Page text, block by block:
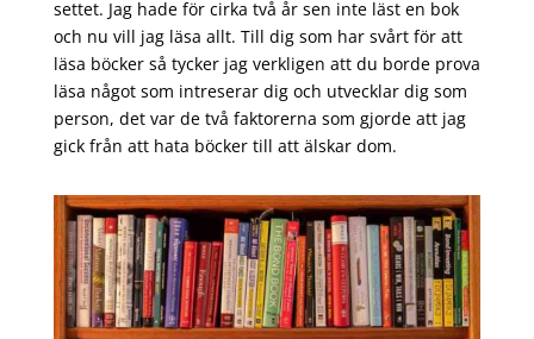
settet. Jag hade för cirka två år sen inte läst en bok
och nu vill jag läsa allt. Till dig som har svårt för att
läsa böcker så tycker jag verkligen att du borde prova
läsa något som intreserar dig och utvecklar dig som
person, det var de två faktorerna som gjorde att jag
gick från att hata böcker till att älskar dom.